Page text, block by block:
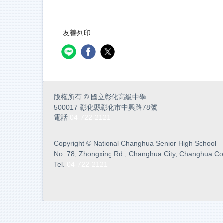
友善列印
版權所有 © 國立彰化高級中學
500017 彰化縣彰化市中興路78號
電話
Copyright © National Changhua Senior High School
No. 78, Zhongxing Rd., Changhua City, Changhua
Tel.